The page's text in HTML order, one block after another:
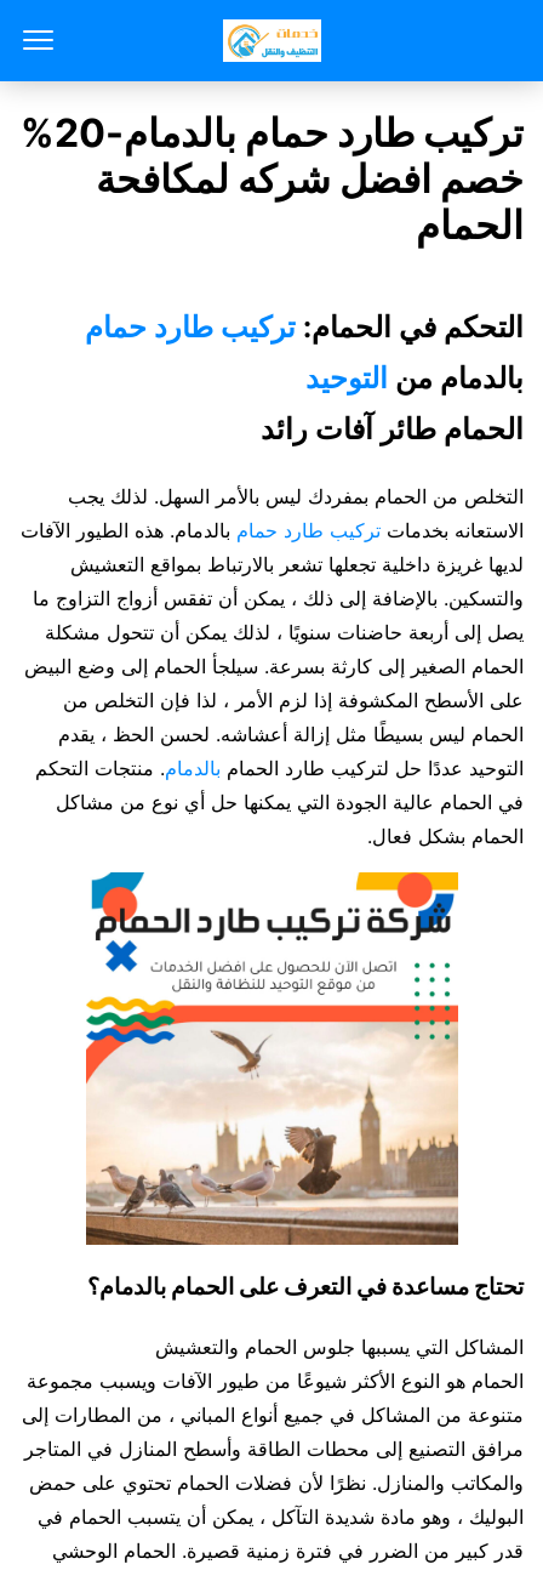
تركيب طارد حمام بالدمام-20%
خصم افضل شركه لمكافحة
الحمام
التحكم في الحمام: تركيب طارد حمام
بالدمام من التوحيد
الحمام طائر آفات رائد
التخلص من الحمام بمفردك ليس بالأمر السهل. لذلك يجب
الاستعانه بخدمات تركيب طارد حمام بالدمام. هذه الطيور الآفات
لديها غريزة داخلية تجعلها تشعر بالارتباط بمواقع التعشيش
والتسكين. بالإضافة إلى ذلك ، يمكن أن تفقس أزواج التزاوج ما
يصل إلى أربعة حاضنات سنويًا ، لذلك يمكن أن تتحول مشكلة
الحمام الصغير إلى كارثة بسرعة. سيلجأ الحمام إلى وضع البيض
على الأسطح المكشوفة إذا لزم الأمر ، لذا فإن التخلص من
الحمام ليس بسيطًا مثل إزالة أعشاشه. لحسن الحظ ، يقدم
التوحيد عددًا حل لتركيب طارد الحمام بالدمام. منتجات التحكم
في الحمام عالية الجودة التي يمكنها حل أي نوع من مشاكل
الحمام بشكل فعال.
تحتاج مساعدة في التعرف على الحمام بالدمام؟
المشاكل التي يسببها جلوس الحمام والتعشيش
الحمام هو النوع الأكثر شيوعًا من طيور الآفات ويسبب مجموعة
متنوعة من المشاكل في جميع أنواع المباني ، من المطارات إلى
مرافق التصنيع إلى محطات الطاقة وأسطح المنازل في المتاجر
والمكاتب والمنازل. نظرًا لأن فضلات الحمام تحتوي على حمض
البوليك ، وهو مادة شديدة التآكل ، يمكن أن يتسبب الحمام في
قدر كبير من الضرر في فترة زمنية قصيرة. الحمام الوحشي